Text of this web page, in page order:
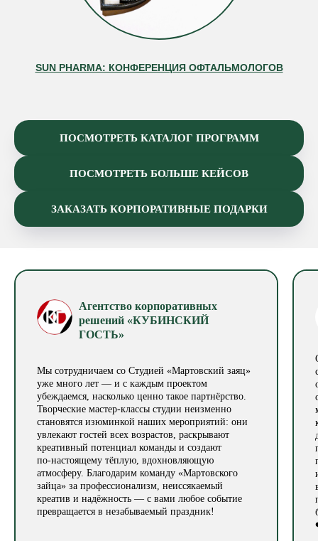
SUN PHARMA: КОНФЕРЕНЦИЯ ОФТАЛЬМОЛОГОВ
ПОСМОТРЕТЬ КАТАЛОГ ПРОГРАММ
ПОСМОТРЕТЬ БОЛЬШЕ КЕЙСОВ
ЗАКАЗАТЬ КОРПОРАТИВНЫЕ ПОДАРКИ
Агентство корпоративных
решений «КУБИНСКИЙ
ГОСТЬ»
Мы сотрудничаем со Студией «Мартовский заяц»
уже много лет — и с каждым проектом
убеждаемся, насколько ценно такое партнёрство.
Творческие мастер‑классы студии неизменно
становятся изюминкой наших мероприятий: они
увлекают гостей всех возрастов, раскрывают
креативный потенциал команды и создают
по‑настоящему тёплую, вдохновляющую
атмосферу. Благодарим команду «Мартовского
зайца» за профессионализм, неиссякаемый
креатив и надёжность — с вами любое событие
превращается в незабываемый праздник!